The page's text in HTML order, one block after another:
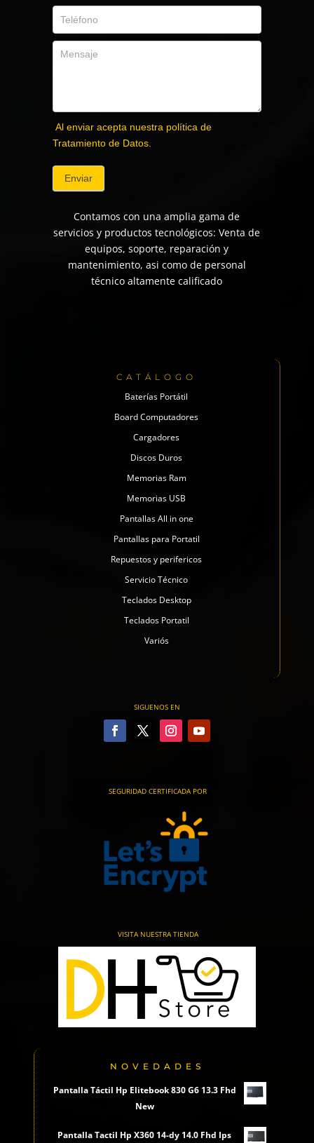
Al enviar acepta nuestra política de
Tratamiento de Datos.
Enviar
Contamos con una amplia gama de
servicios y productos tecnológicos: Venta de
equipos, soporte, reparación y
mantenimiento, asi como de personal
técnico altamente calificado
CATÁLOGO
Baterías Portátil
Board Computadores
Cargadores
Discos Duros
Memorias Ram
Memorias USB
Pantallas All in one
Pantallas para Portatil
Repuestos y perifericos
Servicio Técnico
Teclados Desktop
Teclados Portatil
Variós
SIGUENOS EN
SEGURIDAD CERTIFICADA POR
VISITA NUESTRA TIENDA
NOVEDADES
Pantalla Táctil Hp Elitebook 830 G6 13.3 Fhd
New
Pantalla Tactil Hp X360 14-dy 14.0 Fhd Ips